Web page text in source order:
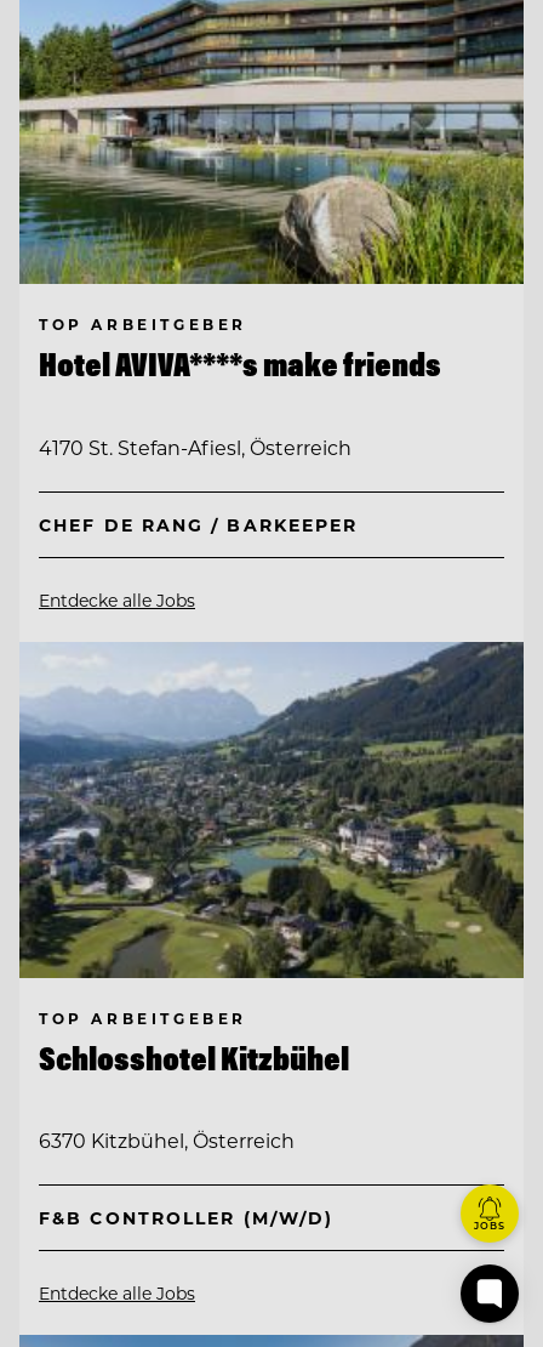
TOP ARBEITGEBER
Hotel AVIVA****s make friends
4170 St. Stefan-Afiesl, Österreich
CHEF DE RANG / BARKEEPER
Entdecke alle Jobs
TOP ARBEITGEBER
Schlosshotel Kitzbühel
6370 Kitzbühel, Österreich
F&B CONTROLLER (M/W/D)
Entdecke alle Jobs
JOBS